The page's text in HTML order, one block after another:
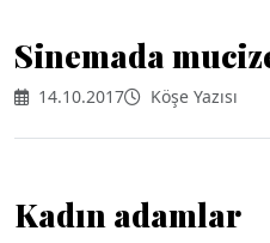
Sinemada
14.10.2017 Köşe Yazısı
Kadın adamlar